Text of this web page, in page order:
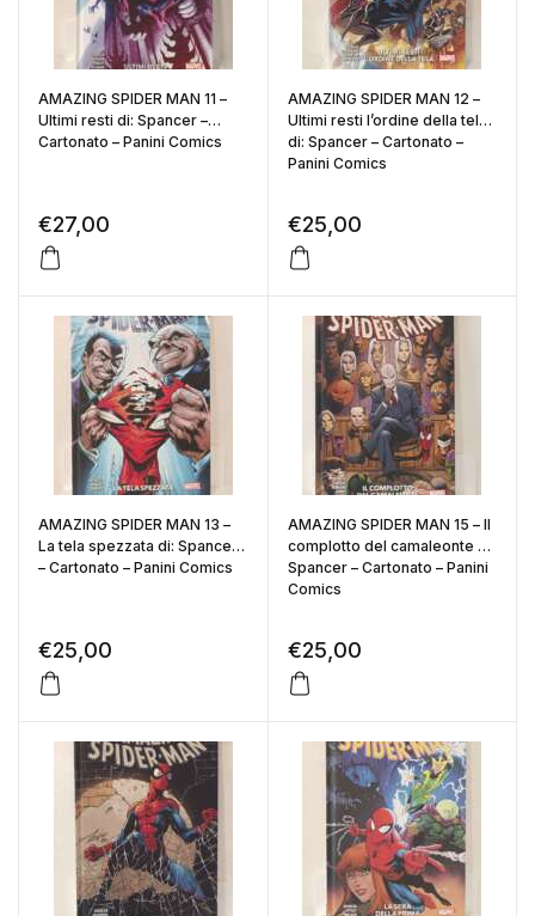
AMAZING SPIDER MAN 11 –
Ultimi resti di: Spancer –
Cartonato – Panini Comics
€27,00
AMAZING SPIDER MAN 12 –
Ultimi resti l’ordine della tela
di: Spancer – Cartonato –
Panini Comics
€25,00
AMAZING SPIDER MAN 13 –
La tela spezzata di: Spancer
– Cartonato – Panini Comics
€25,00
AMAZING SPIDER MAN 15 – Il
complotto del camaleonte di:
Spancer – Cartonato – Panini
Comics
€25,00